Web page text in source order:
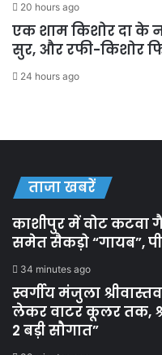
20 hours ago
एक शाम किशोर दा के
सुर, और रफी-किशोर
24 hours ago
ताजा खबरें
काशीपुर में वोट कटवा
समेत सैकड़ो “गायब”,
34 minutes ago
स्वर्गीय मंजुला
लेकर वाटर कूलर तक,
2 बड़ी सौगात”